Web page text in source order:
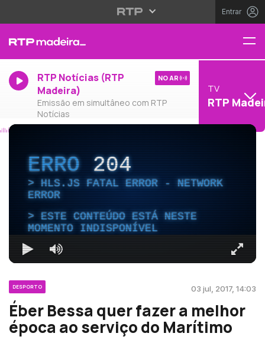
Entrar
RTP Notícias (RTP
Madeira)
Emissão em simultâneo com RTP
Notícias
NO AR
TV
RTP
ERRO204
HLS.JS FATAL ERROR - NETWORK
ERROR
ESTE CONTEÚDO ESTÁ NESTE
MOMENTO INDISPONÍVEL
DESPORTO 03 jul, 2017, 14:03
Éber Bessa quer fazer a melhor
época ao serviço do Marítimo